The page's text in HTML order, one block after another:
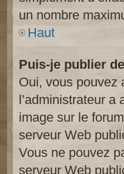
un nombre
Haut
Puis-je publier
Oui, vous pouvez
l’administrateur
image sur le
serveur Web
Vous ne pouvez
serveur Web